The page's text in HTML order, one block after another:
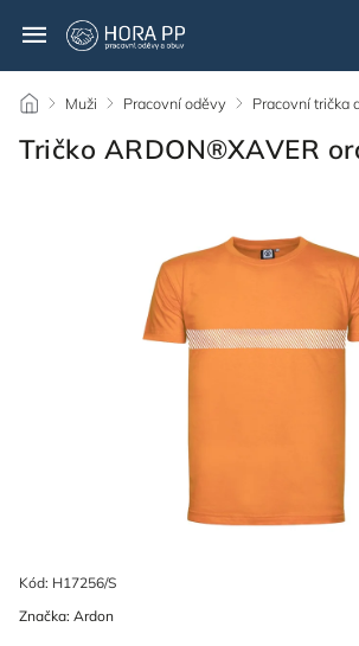
/ Muži / Pracovní oděvy / Pracovní trička
Tričko ARDON®XAVER
Kód: H17256/S
Značka: Ardon